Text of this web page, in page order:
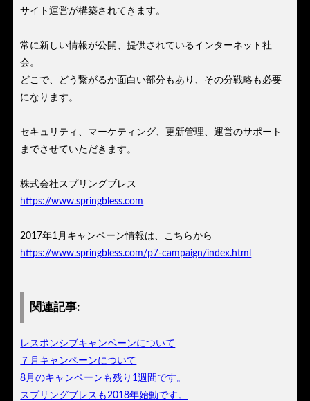
サイト運営が構築されてきます。
常に新しい情報が公開、提供されているインターネット社
会。
どこで、どう繋がるか面白い部分もあり、その分戦略も必要
になります。
セキュリティ、マーケティング、更新管理、運営のサポート
までさせていただきます。
株式会社スプリングブレス
https://www.springbless.com
2017年1月キャンペーン情報は、こちらから
https://www.springbless.com/p7-campaign/index.html
関連記事:
レスポンシブキャンペーンについて
７月キャンペーンについて
8月のキャンペーンも残り1週間です。
スプリングブレスも2018年始動です。